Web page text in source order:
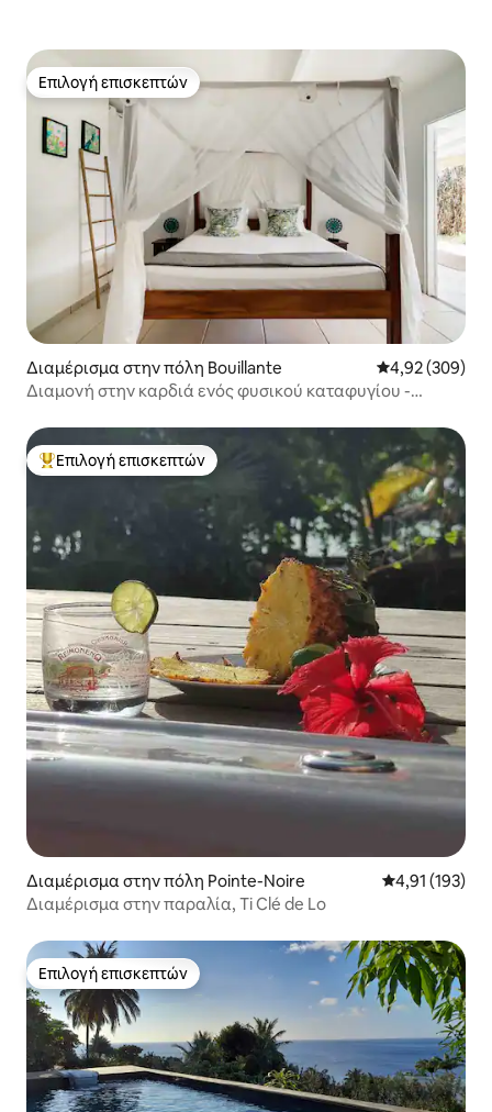
Επιλογή επισκεπτών
Επιλογή επισκεπτών
Διαμέρισμα στην πόλη Bouillante Μέση
4,92 (309)
Διαμονή στην καρδιά ενός φυσικού καταφυγίου -
Κορυφαία επιλογή επισκεπτών
Επιλογή επισκεπτών
Διαμέρισμα στην πόλη Pointe-Noire Μέση
4,91 (193)
Διαμέρισμα στην παραλία, Ti Clé de Lo
Επιλογή επισκεπτών
Επιλογή επισκεπτών